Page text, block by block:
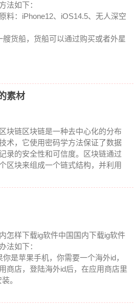
法如下：
料：iPhone12、iOS14.5、无人深空
货船，货船可以通过购买或者外星
素材
块链区块链是一种去中心化的分布
术，它使用密码学方法保证了数据
录的安全性和可信度。区块链通过
区块来组成一个链式结构，并利用
怎样下载ig软件中国国内下载ig软件
法如下：
你是苹果手机，你需要一个海外id，
商店，登陆海外id后，在应用商店里
。